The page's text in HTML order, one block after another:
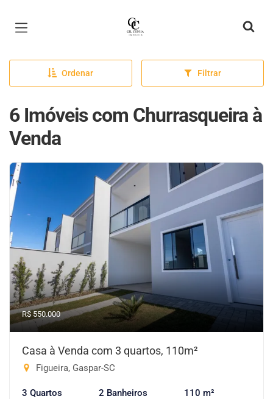
Página inicial
Ordenar Filtrar
6 Imóveis com Churrasqueira à
Venda
R$ 550.000
Casa à Venda com 3 quartos, 110m²
Figueira, Gaspar-SC
3 Quartos 2 Banheiros 110 m²